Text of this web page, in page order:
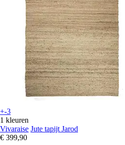
+-3
1 kleuren
Vivaraise Jute tapijt Jarod
€ 399,90